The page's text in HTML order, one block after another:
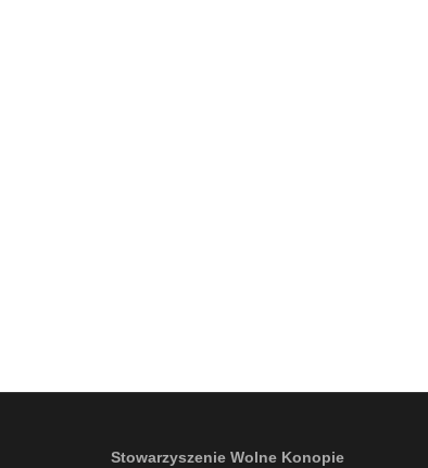
Stowarzyszenie Wolne Konopie